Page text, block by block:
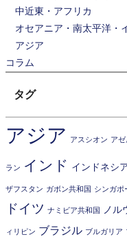
中近東・アフリカ
オセアニア・南太平洋・
アジア
コラム
タグ
アジア アスシオン ア
ラン インド インドネシ
ザフスタン ガボン共和国 シンガポ
ドイツ ナミビア共和国 ノル
ィリピン ブラジル ブルガリア